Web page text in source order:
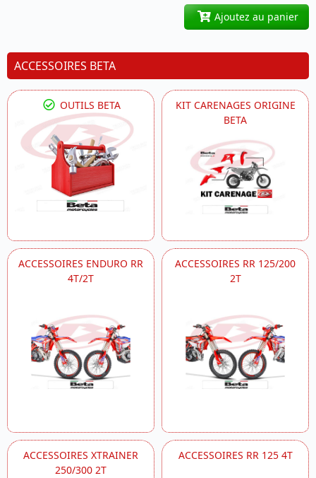
Ajoutez au panier
ACCESSOIRES BETA
OUTILS BETA
KIT CARENAGES ORIGINE
BETA
ACCESSOIRES ENDURO RR
4T/2T
ACCESSOIRES RR 125/200
2T
ACCESSOIRES XTRAINER
250/300 2T
ACCESSOIRES RR 125 4T